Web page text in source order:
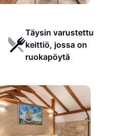
Täysin varustettu
keittiö, jossa on
ruokapöytä